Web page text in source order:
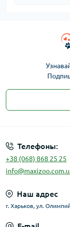
Телефоны:
+38 (068) 868 25 25
Наш адрес
г. Харьков, ул.